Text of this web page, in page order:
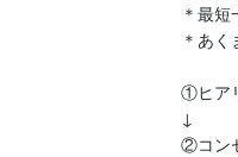
＊最
＊あく
①ヒア
↓
②コン